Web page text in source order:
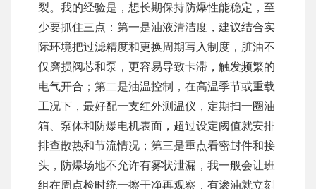
裂。我的经验是，想长期保持防爆性能稳定，至
少要抓住三点：第一是油液清洁度，建议结合实
际环境把过滤精度和更换周期写入制度，脏油不
仅磨损阀芯和泵，更容易导致卡滞，触发频繁的
电气开合；第二是油温控制，在高温季节或重载
工况下，最好配一支红外测温仪，定期扫一圈油
箱、泵体和防爆电机表面，超过设定阈值就安排
排查散热和节流情况；第三是重点看密封件和接
头，防爆场地不允许有雾状泄漏，我一般会让班
组在周点检时统一擦干净再观察，有渗油就立刻